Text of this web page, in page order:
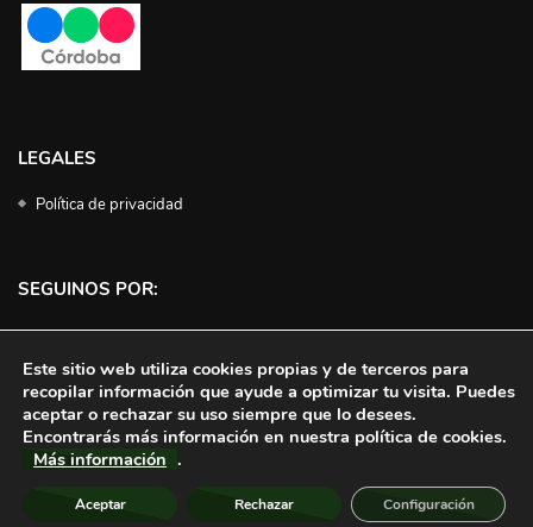
LEGALES
Política de privacidad
SEGUINOS POR:
© 2023 | Campo Directo | Todos los derechos reservados | HospedajeDesatec Web
Este sitio web utiliza cookies propias y de terceros para
recopilar información que ayude a optimizar tu visita. Puedes
aceptar o rechazar su uso siempre que lo desees.
Encontrarás más información en nuestra política de cookies.
Más información .
Aceptar Rechazar Configuración